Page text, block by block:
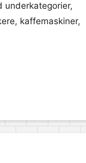
underkategorier,
kaffemaskiner,